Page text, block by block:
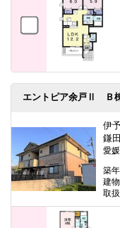
エントピア余戸Ⅱ Ｂ
伊
鎌
愛
築
建
取